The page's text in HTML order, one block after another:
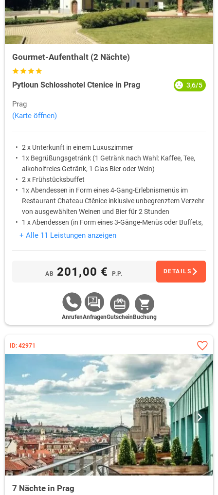
Gourmet-Aufenthalt (2 Nächte)
Pytloun Schlosshotel Ctenice in Prag 3,6/5
Prag
(Karte öffnen)
2 x Unterkunft in einem Luxuszimmer
1x Begrüßungsgetränk (1 Getränk nach Wahl: Kaffee, Tee,
alkoholfreies Getränk, 1 Glas Bier oder Wein)
2 x Frühstücksbuffet
1x Abendessen in Form eines 4-Gang-Erlebnismenüs im
Restaurant Chateau Ctěnice inklusive unbegrenztem Verzehr
von ausgewählten Weinen und Bier für 2 Stunden
1 x Abendessen (in Form eines 3-Gänge-Menüs oder Buffets,
je nach Angebot des Chefkochs, ohne Getränke)
+ Alle 11 Leistungen anzeigen
AB 201,00 € P.P. DETAILS
AnrufenAnfragenGutschein Buchung
ID: 42971
7 Nächte in Prag